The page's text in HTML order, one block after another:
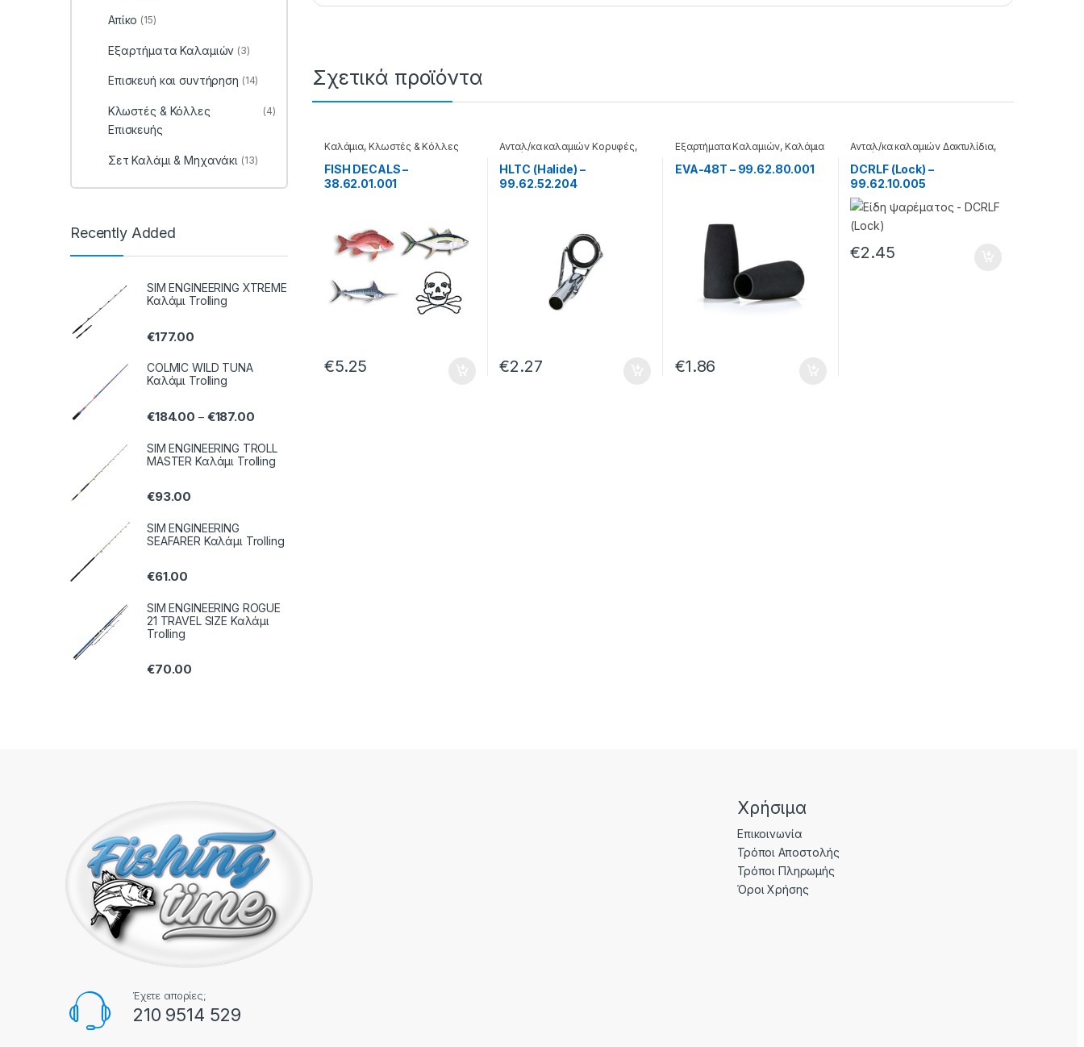
Σχετικά προϊόντα
Καλάμια, Κλωστές & Κόλλες
Επισκευής
FISH DECALS –
38.62.01.001
€5.25
Ανταλ/κα καλαμιών Κορυφές,
Καλάμια
HLTC (Halide) –
99.62.52.204
€2.27
Εξαρτήματα Καλαμιών,Καλάμια
EVA-48T – 99.62.80.001
€1.86
Ανταλ/κα καλαμιών Δακτυλίδια,
Καλάμια
DCRLF (Lock) –
99.62.10.005
€2.45
Απίκο (15)
Εξαρτήματα Καλαμιών (3)
Επισκευή και συντήρηση (14)
Κλωστές & Κόλλες
Επισκευής
(4)
Σετ Καλάμι & Μηχανάκι (13)
Recently Added
SIM ENGINEERING XTREME
Καλάμι Trolling
€177.00
COLMIC WILD TUNA
Καλάμι Trolling
€184.00 – €187.00
SIM ENGINEERING TROLL
MASTER Καλάμι Trolling
€93.00
SIM ENGINEERING
SEAFARER Καλάμι Trolling
€61.00
SIM ENGINEERING ROGUE
21 TRAVEL SIZE Καλάμι
Trolling
€70.00
Έχετε απορίες;
210 9514 529
Χρήσιμα
Επικοινωνία
Τρόποι Αποστολής
Τρόποι Πληρωμής
Όροι Χρήσης